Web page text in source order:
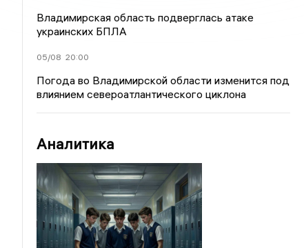
Владимирская область подверглась атаке
украинских БПЛА
05/08 20:00
Погода во Владимирской области изменится под
влиянием североатлантического циклона
Аналитика